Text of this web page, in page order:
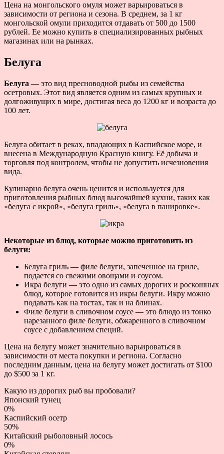
Цена на монгольского омуля может варьироваться в
зависимости от региона и сезона. В среднем, за 1 кг
монгольской омули приходится отдавать от 500 до 1500
рублей. Ее можно купить в специализированных рыбных
магазинах или на рынках.
Белуга
Белуга — это вид пресноводной рыбы из семейства
осетровых. Этот вид является одним из самых крупных и
долгоживущих в мире, достигая веса до 1200 кг и возраста до
100 лет.
Белуга обитает в реках, впадающих в Каспийское море, и
внесена в Международную Красную книгу. Её добыча и
торговля под контролем, чтобы не допустить исчезновения
вида.
Кулинарно белуга очень ценится и используется для
приготовления рыбных блюд высочайшей кухни, таких как
«белуга с икрой», «белуга гриль», «белуга в панировке».
Некоторые из блюд, которые можно приготовить из
белуги:
Белуга гриль — филе белуги, запеченное на гриле,
подается со свежими овощами и соусом.
Икра белуги — это одно из самых дорогих и роскошных
блюд, которое готовится из икры белуги. Икру можно
подавать как на тостах, так и на блинах.
Филе белуги в сливочном соусе — это блюдо из тонко
нарезанного филе белуги, обжаренного в сливочном
соусе с добавлением специй.
Цена на белугу может значительно варьироваться в
зависимости от места покупки и региона. Согласно
последним данным, цена на белугу может достигать от $100
до $500 за 1 кг.
Какую из дорогих рыб вы пробовали?
Японский тунец
0%
Каспийский осетр
50%
Китайский рыболовный лосось
0%